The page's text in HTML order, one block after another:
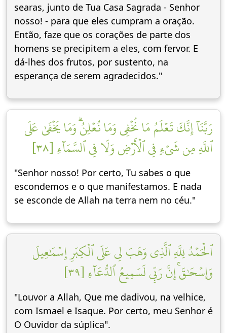
searas, junto de Tua Casa Sagrada - Senhor
nosso! - para que eles cumpram a oração.
Então, faze que os corações de parte dos
homens se precipitem a eles, com fervor. E
dá-lhes dos frutos, por sustento, na
esperança de serem agradecidos."
رَبَّنَآ إِنَّكَ تَعۡلَمُ مَا نُخۡفِي وَمَا نُعۡلِنُۗ وَمَا يَخۡفَىٰ عَلَى
ٱللَّهِ مِن شَيۡءٖ فِي ٱلۡأَرۡضِ وَلَا فِي ٱلسَّمَآءِ [٣٨]
"Senhor nosso! Por certo, Tu sabes o que
escondemos e o que manifestamos. E nada
se esconde de Allah na terra nem no céu."
ٱلۡحَمۡدُ لِلَّهِ ٱلَّذِي وَهَبَ لِي عَلَى ٱلۡكِبَرِ إِسۡمَٰعِيلَ
وَإِسۡحَٰقَۚ إِنَّ رَبِّي لَسَمِيعُ ٱلدُّعَآءِ [٣٩]
"Louvor a Allah, Que me dadivou, na velhice,
com Ismael e Isaque. Por certo, meu Senhor é
O Ouvidor da súplica".